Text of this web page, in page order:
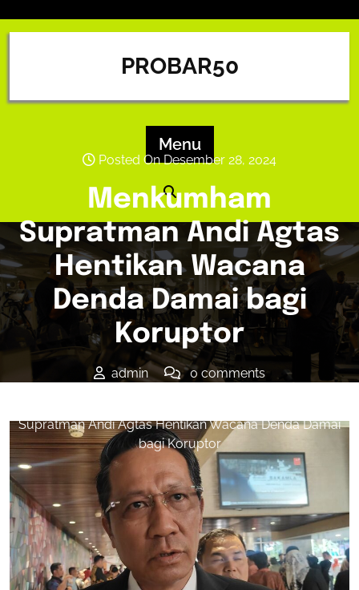
PROBAR50
Menu
Posted On Desember 28, 2024
Menkumham
Supratman Andi Agtas
Hentikan Wacana
Denda Damai bagi
Koruptor
admin 0 comments
Supratman Andi Agtas Hentikan Wacana Denda Damai
bagi Koruptor